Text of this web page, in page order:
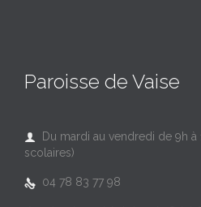
Paroisse de Vaise

Du mardi au vendredi de 9h à
scolaires)
 04 78 83 77 98